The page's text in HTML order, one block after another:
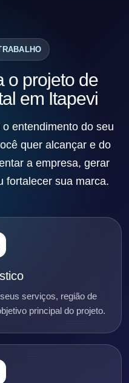
o projeto de
em Itapevi
entendimento do seu
quer alcançar e do
a empresa, gerar
fortalecer sua marca.
serviços, região de
principal do projeto.